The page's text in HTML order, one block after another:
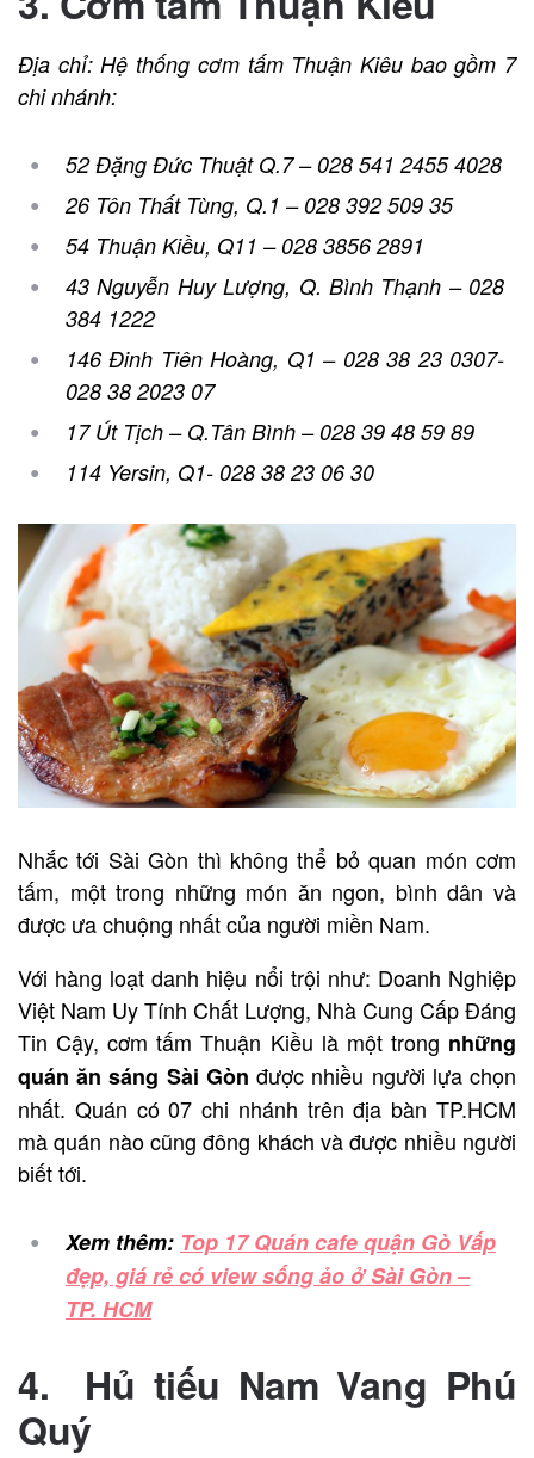
Địa chỉ: Hệ thống cơm tấm Thuận Kiêu bao gồm 7
chi nhánh:
52 Đặng Đức Thuật Q.7 – 028 541 2455 4028
26 Tôn Thất Tùng, Q.1 – 028 392 509 35
54 Thuận Kiều, Q11 – 028 3856 2891
43 Nguyễn Huy Lượng, Q. Bình Thạnh – 028
384 1222
146 Đinh Tiên Hoàng, Q1 – 028 38 23 0307-
028 38 2023 07
17 Út Tịch – Q.Tân Bình – 028 39 48 59 89
114 Yersin, Q1- 028 38 23 06 30
Nhắc tới Sài Gòn thì không thể bỏ quan món cơm
tấm, một trong những món ăn ngon, bình dân và
được ưa chuộng nhất của người miền Nam.
Với hàng loạt danh hiệu nổi trội như: Doanh Nghiệp
Việt Nam Uy Tính Chất Lượng, Nhà Cung Cấp Đáng
Tin Cậy, cơm tấm Thuận Kiều là một trong những
quán ăn sáng Sài Gòn được nhiều người lựa chọn
nhất. Quán có 07 chi nhánh trên địa bàn TP.HCM
mà quán nào cũng đông khách và được nhiều người
biết tới.
Xem thêm: Top 17 Quán cafe quận Gò Vấp
đẹp, giá rẻ có view sống ảo ở Sài Gòn –
TP. HCM
4. Hủ tiếu Nam Vang Phú
Quý